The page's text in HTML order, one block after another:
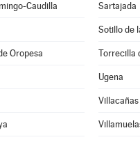
Caudilla Sartajada
Sotillo de
Oropesa Torrecilla
Ugena
Villacañas